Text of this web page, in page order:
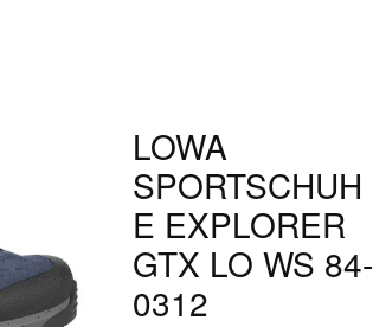
LOWA
SPORTSCHUH
E EXPLORER
GTX LO WS 84-
0312